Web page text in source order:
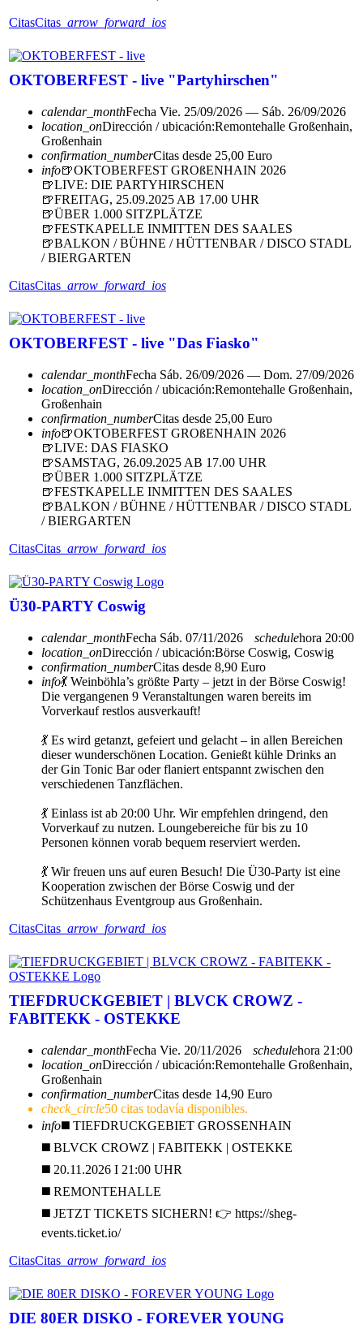
CitasCitas arrow_forward_ios
OKTOBERFEST - live "Partyhirschen"
calendar_monthFecha Vie. 25/09/2026 — Sáb. 26/09/2026
location_onDirección / ubicación:Remontehalle Großenhain,
Großenhain
confirmation_numberCitas desde 25,00 Euro
info🍺OKTOBERFEST GROßENHAIN 2026
🍺LIVE: DIE PARTYHIRSCHEN
🍺FREITAG, 25.09.2025 AB 17.00 UHR
🍺ÜBER 1.000 SITZPLÄTZE
🍺FESTKAPELLE INMITTEN DES SAALES
🍺BALKON / BÜHNE / HÜTTENBAR / DISCO STADL
/ BIERGARTEN
CitasCitas arrow_forward_ios
OKTOBERFEST - live "Das Fiasko"
calendar_monthFecha Sáb. 26/09/2026 — Dom. 27/09/2026
location_onDirección / ubicación:Remontehalle Großenhain,
Großenhain
confirmation_numberCitas desde 25,00 Euro
info🍺OKTOBERFEST GROßENHAIN 2026
🍺LIVE: DAS FIASKO
🍺SAMSTAG, 26.09.2025 AB 17.00 UHR
🍺ÜBER 1.000 SITZPLÄTZE
🍺FESTKAPELLE INMITTEN DES SAALES
🍺BALKON / BÜHNE / HÜTTENBAR / DISCO STADL
/ BIERGARTEN
CitasCitas arrow_forward_ios
Ü30-PARTY Coswig
calendar_monthFecha Sáb. 07/11/2026 schedulehora 20:00
location_onDirección / ubicación:Börse Coswig, Coswig
confirmation_numberCitas desde 8,90 Euro
info💃 Weinböhla’s größte Party – jetzt in der Börse Coswig!
Die vergangenen 9 Veranstaltungen waren bereits im
Vorverkauf restlos ausverkauft!
💃 Es wird getanzt, gefeiert und gelacht – in allen Bereichen
dieser wunderschönen Location. Genießt kühle Drinks an
der Gin Tonic Bar oder flaniert entspannt zwischen den
verschiedenen Tanzflächen.
💃 Einlass ist ab 20:00 Uhr. Wir empfehlen dringend, den
Vorverkauf zu nutzen. Loungebereiche für bis zu 10
Personen können vorab bequem reserviert werden.
💃 Wir freuen uns auf euren Besuch! Die Ü30-Party ist eine
Kooperation zwischen der Börse Coswig und der
Schützenhaus Eventgroup aus Großenhain.
CitasCitas arrow_forward_ios
TIEFDRUCKGEBIET | BLVCK CROWZ -
FABITEKK - OSTEKKE
calendar_monthFecha Vie. 20/11/2026 schedulehora 21:00
location_onDirección / ubicación:Remontehalle Großenhain,
Großenhain
confirmation_numberCitas desde 14,90 Euro
check_circle50 citas todavía disponibles.
info◼️ TIEFDRUCKGEBIET GROSSENHAIN
◼️ BLVCK CROWZ | FABITEKK | OSTEKKE
◼️ 20.11.2026 I 21:00 UHR
◼️ REMONTEHALLE
◼️ JETZT TICKETS SICHERN! 👉 https://sheg-
events.ticket.io/
CitasCitas arrow_forward_ios
DIE 80ER DISKO - FOREVER YOUNG